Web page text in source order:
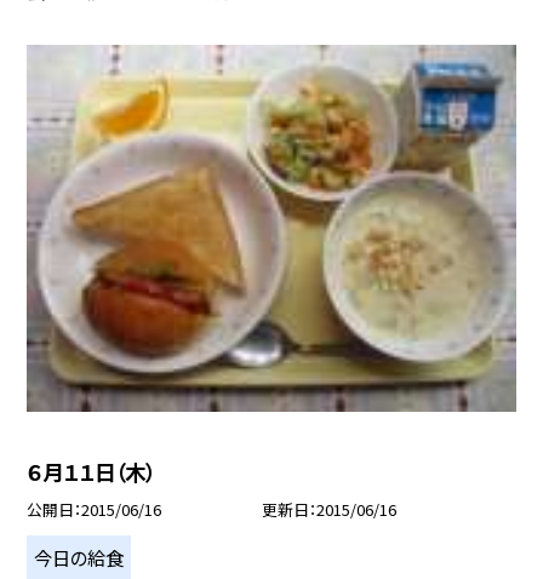
６月１１日（木）
公開日 2015/06/16 更新日 2015/06/16
今日の給食